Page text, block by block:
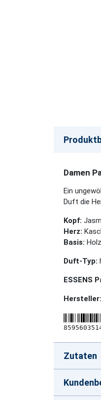
Damen
Ein
Duft die
Kopf:
Herz:
Basis:
Duft-Typ:
ESSENS
Hersteller:
Zutaten